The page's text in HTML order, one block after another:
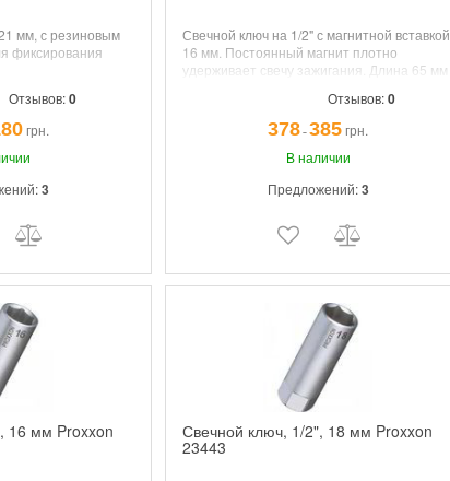
мм, с резиновым
фиксирования
Отзывов:0
грн.
3
Свечной ключ на 1/2" с магнитной вставкой
16 мм. Постоянный магнит плотно
удерживает свечу зажигания. Длина 65 мм
Отзывов:0
378¯385грн.
В наличии
Предложений:3
16 мм Proxxon Свечной ключ, 1/2", 18 мм Proxxon
23443